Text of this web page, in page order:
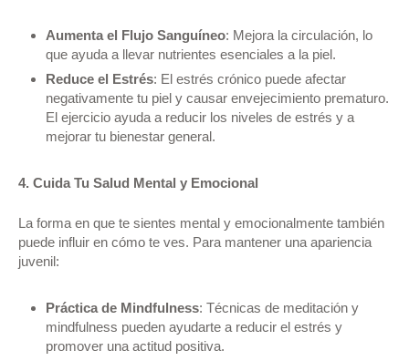
Aumenta el Flujo Sanguíneo: Mejora la circulación, lo
que ayuda a llevar nutrientes esenciales a la piel.
Reduce el Estrés: El estrés crónico puede afectar
negativamente tu piel y causar envejecimiento prematuro.
El ejercicio ayuda a reducir los niveles de estrés y a
mejorar tu bienestar general.
4. Cuida Tu Salud Mental y Emocional
La forma en que te sientes mental y emocionalmente también
puede influir en cómo te ves. Para mantener una apariencia
juvenil:
Práctica de Mindfulness: Técnicas de meditación y
mindfulness pueden ayudarte a reducir el estrés y
promover una actitud positiva.